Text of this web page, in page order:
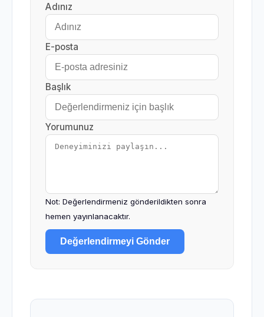
Adınız
E-posta
Başlık
Yorumunuz
Not: Değerlendirmeniz gönderildikten sonra
hemen yayınlanacaktır.
Değerlendirmeyi Gönder